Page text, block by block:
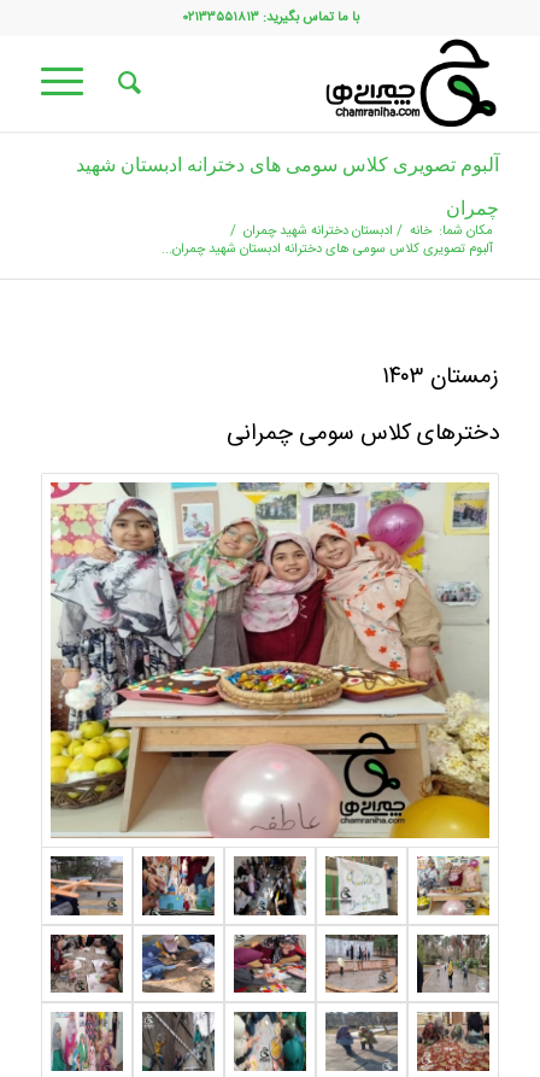
با ما تماس بگیرید: ۰۲۱۳۳۵۵۱۸۱۳
آلبوم تصویری کلاس سومی های دخترانه ادبستان شهید
چمران
مکان شما: خانه / ادبستان دخترانه شهید چمران /
آلبوم تصویری کلاس سومی های دخترانه ادبستان شهید چمران...
زمستان ۱۴۰۳
دخترهای کلاس سومی چمرانی